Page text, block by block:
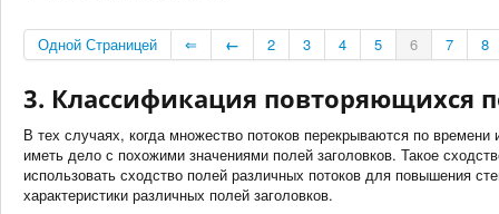
Одной Страницей ⇐ ← 2 3 4 5 6 7 8
3. Классификация повторяющихся
В тех случаях, когда множество потоков перекрываются по
иметь дело с похожими значениями полей заголовков. Такое
использовать сходство полей различных потоков для повышения
характеристики различных полей заголовков.